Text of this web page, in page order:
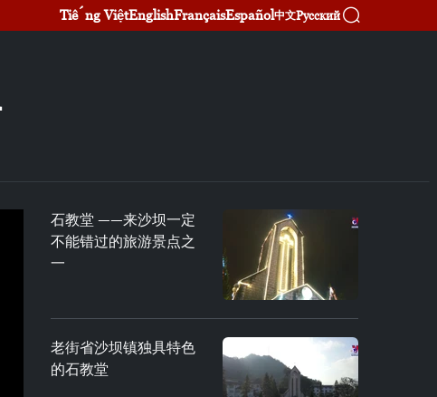
Tiếng ViệtEnglishFrançaisEspañol中文Русский
石教堂 ——来沙坝一定
不能错过的旅游景点之
一
老街省沙坝镇独具特色
的石教堂